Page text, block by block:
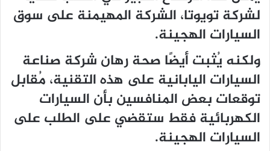
لشركة تويوتا، الشركة المهيمنة على سوق
السيارات الهجينة.
ولكنه يُثبت أيضًا صحة رهان شركة صناعة
السيارات اليابانية على هذه التقنية، مُقابل
توقعات بعض المنافسين بأن السيارات
الكهربائية فقط ستقضي على الطلب على
السيارات الهجينة.